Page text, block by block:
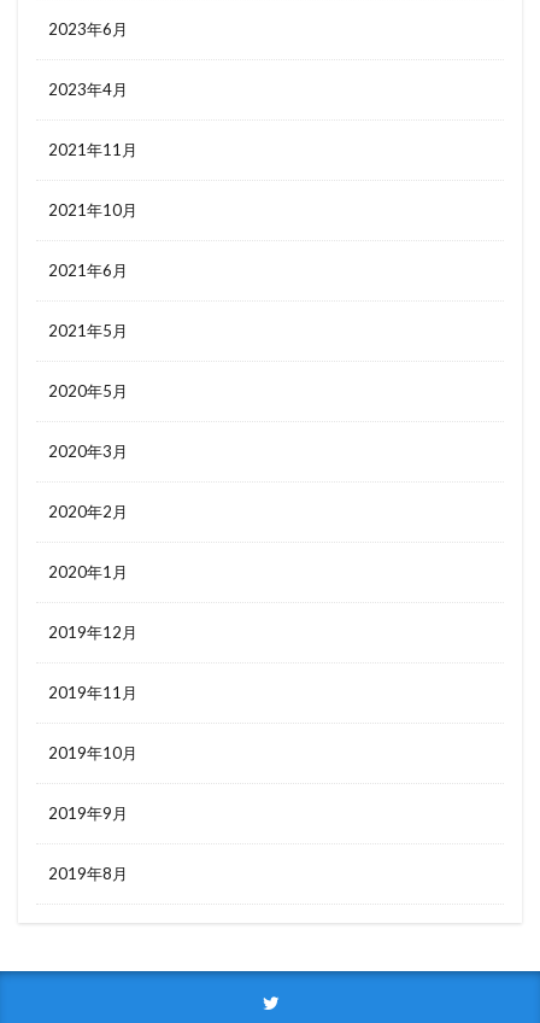
2023年6月
2023年4月
2021年11月
2021年10月
2021年6月
2021年5月
2020年5月
2020年3月
2020年2月
2020年1月
2019年12月
2019年11月
2019年10月
2019年9月
2019年8月